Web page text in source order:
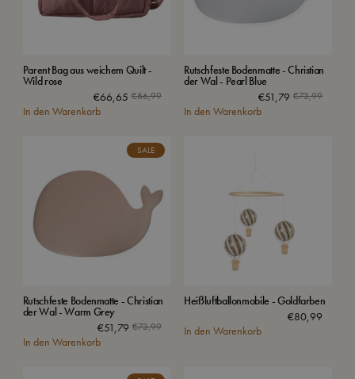
Parent Bag aus weichem Quilt -
Wild rose
€86,99
€66,65
In den Warenkorb
Rutschfeste Bodenmatte - Christian
der Wal - Pearl Blue
€73,99
€51,79
In den Warenkorb
SALE
Rutschfeste Bodenmatte - Christian
der Wal - Warm Grey
€73,99
€51,79
In den Warenkorb
Heißluftballonmobile - Goldfarben
€80,99
In den Warenkorb